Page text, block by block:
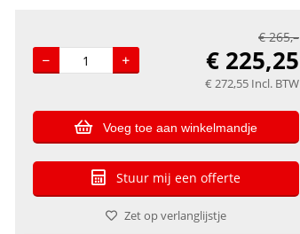
€265,–
€ 225,25
€ 272,55 Incl. BTW
Voeg toe aan winkelmandje
Stuur mij een offerte
Zet op verlanglijstje